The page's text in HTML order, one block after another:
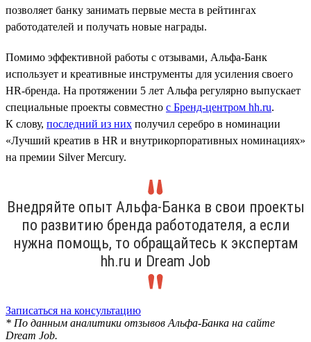
позволяет банку занимать первые места в рейтингах
работодателей и получать новые награды.
Помимо эффективной работы с отзывами, Альфа-Банк
использует и креативные инструменты для усиления своего
HR-бренда. На протяжении 5 лет Альфа регулярно выпускает
специальные проекты совместно с Бренд-центром hh.ru.
К слову, последний из них получил серебро в номинации
«Лучший креатив в HR и внутрикорпоративных номинациях»
на премии Silver Mercury.
Внедряйте опыт Альфа-Банка в свои проекты
по развитию бренда работодателя, а если
нужна помощь, то обращайтесь к экспертам
hh.ru и Dream Job
Записаться на консультацию
* По данным аналитики отзывов Альфа-Банка на сайте
Dream Job.